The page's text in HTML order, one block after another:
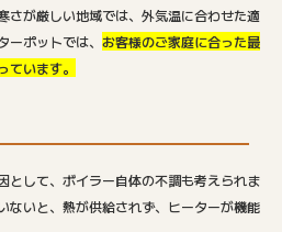
さが厳しい地域では、外気温に合わせた適
ポットでは、 お客様のご家庭に合った最
います。
として、ボイラー自体の不調も考えられま
ないと、熱が供給されず、ヒーターが機能